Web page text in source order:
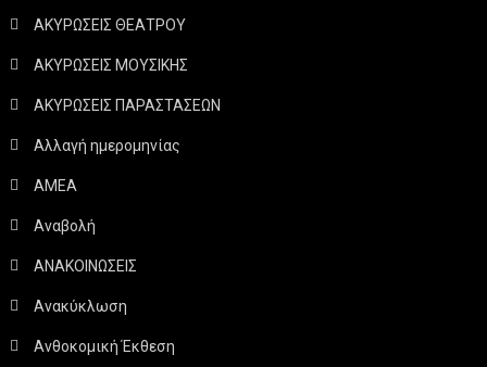
ΑΚΥΡΩΣΕΙΣ ΘΕΑΤΡΟΥ
ΑΚΥΡΩΣΕΙΣ ΜΟΥΣΙΚΗΣ
ΑΚΥΡΩΣΕΙΣ ΠΑΡΑΣΤΑΣΕΩΝ
Αλλαγή ημερομηνίας
ΑΜΕΑ
Αναβολή
ΑΝΑΚΟΙΝΩΣΕΙΣ
Ανακύκλωση
Ανθοκομική Έκθεση